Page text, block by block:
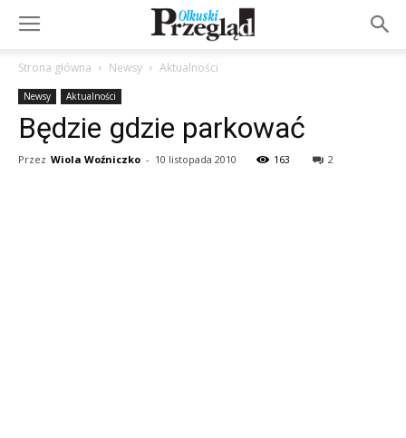
Strona główna Newsy Aktualności
Newsy Aktualności
Będzie gdzie parkować
Przez Wiola Woźniczko - 10 listopada 2010 163 2